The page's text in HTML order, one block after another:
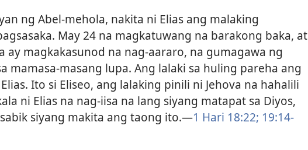
ng Abel-mehola, nakita ni Elias ang malaking
May 24 na magkatuwang na barakong baka, at
ay magkakasunod na nag-aararo, na gumagawa ng
mamasa-masang lupa. Ang lalaki sa huling pareha ang
Ito si Eliseo, ang lalaking pinili ni Jehova na hahalili
ni Elias na nag-iisa na lang siyang matapat sa Diyos,
siyang makita ang taong ito.​—1 Hari 18:22; 19:14-